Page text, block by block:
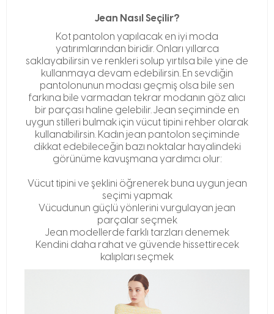
Jean Nasıl Seçilir?
Kot pantolon yapılacak en iyi moda
yatırımlarından biridir. Onları yıllarca
saklayabilirsin ve renkleri solup yırtılsa bile yine de
kullanmaya devam edebilirsin. En sevdiğin
pantolonunun modası geçmiş olsa bile sen
farkına bile varmadan tekrar modanın göz alıcı
bir parçası haline gelebilir. Jean seçiminde en
uygun stilleri bulmak için vücut tipini rehber olarak
kullanabilirsin. Kadın jean pantolon seçiminde
dikkat edebileceğin bazı noktalar hayalindeki
görünüme kavuşmana yardımcı olur:
Vücut tipini ve şeklini öğrenerek buna uygun jean
seçimi yapmak
Vücudunun güçlü yönlerini vurgulayan jean
parçalar seçmek
Jean modellerde farklı tarzları denemek
Kendini daha rahat ve güvende hissettirecek
kalıpları seçmek